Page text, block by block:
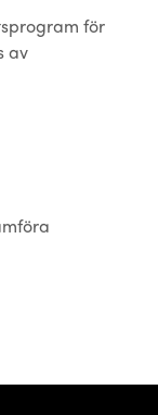
för
av